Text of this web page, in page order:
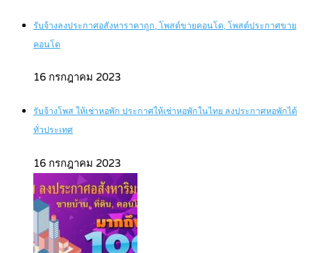
รับจ้างลงประกาศอสังหาราคาถูก, โพสต์ขายคอนโด, โพสต์ประกาศขาย
คอนโด
16 กรกฎาคม 2023
รับจ้างโพส ให้เช่าหอพัก ประกาศให้เช่าหอพักในไทย ลงประกาศหอพักได้
ทั่วประเทศ
16 กรกฎาคม 2023